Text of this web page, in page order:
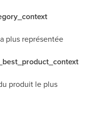
plus représentée
produit le plus